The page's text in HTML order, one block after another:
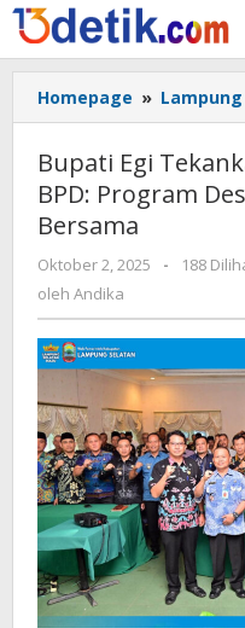
Lewati
ke
konten
Homepage »
Bupati Egi
BPD: Program
Bersama
Oktober 2, 2025
oleh
-
188
oleh Andika